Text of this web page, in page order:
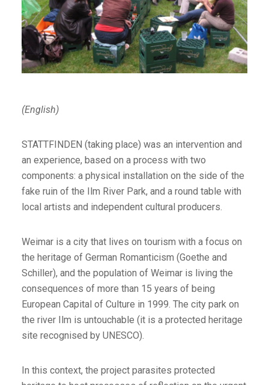
(English)
STATTFINDEN (taking place) was an intervention and
an experience, based on a process with two
components: a physical installation on the side of the
fake ruin of the Ilm River Park, and a round table with
local artists and independent cultural producers.
Weimar is a city that lives on tourism with a focus on
the heritage of German Romanticism (Goethe and
Schiller), and the population of Weimar is living the
consequences of more than 15 years of being
European Capital of Culture in 1999. The city park on
the river Ilm is untouchable (it is a protected heritage
site recognised by UNESCO).
In this context, the project parasites protected